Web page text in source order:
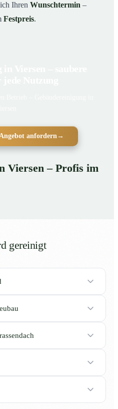
Ihren Wunschtermin –
Festpreis.
anfordern→
Viersen – Profis im
gereinigt